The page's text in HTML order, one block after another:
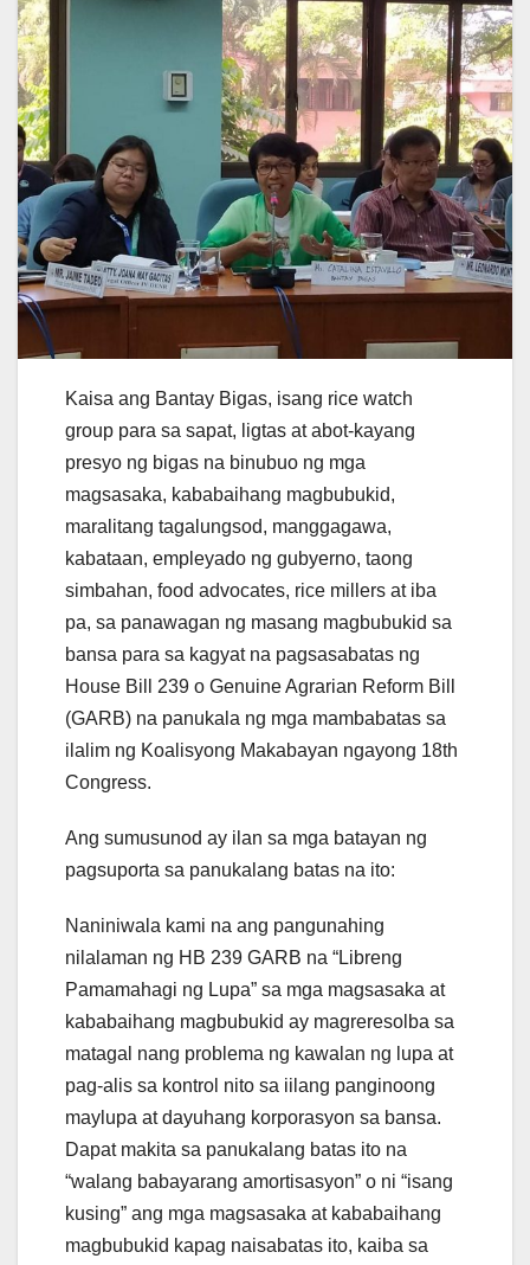
Kaisa ang Bantay Bigas, isang rice watch
group para sa sapat, ligtas at abot-kayang
presyo ng bigas na binubuo ng mga
magsasaka, kababaihang magbubukid,
maralitang tagalungsod, manggagawa,
kabataan, empleyado ng gubyerno, taong
simbahan, food advocates, rice millers at iba
pa, sa panawagan ng masang magbubukid sa
bansa para sa kagyat na pagsasabatas ng
House Bill 239 o Genuine Agrarian Reform Bill
(GARB) na panukala ng mga mambabatas sa
ilalim ng Koalisyong Makabayan ngayong 18th
Congress.
Ang sumusunod ay ilan sa mga batayan ng
pagsuporta sa panukalang batas na ito:
Naniniwala kami na ang pangunahing
nilalaman ng HB 239 GARB na “Libreng
Pamamahagi ng Lupa” sa mga magsasaka at
kababaihang magbubukid ay magreresolba sa
matagal nang problema ng kawalan ng lupa at
pag-alis sa kontrol nito sa iilang panginoong
maylupa at dayuhang korporasyon sa bansa.
Dapat makita sa panukalang batas ito na
“walang babayarang amortisasyon” o ni “isang
kusing” ang mga magsasaka at kababaihang
magbubukid kapag naisabatas ito, kaiba sa